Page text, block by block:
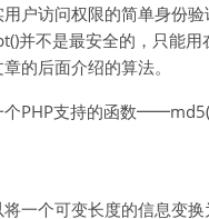
用户访问权限的简单身份
并不是最安全的，只能
的后面介绍的算法。
个PHP支持的函数
一个可变长度的信息变